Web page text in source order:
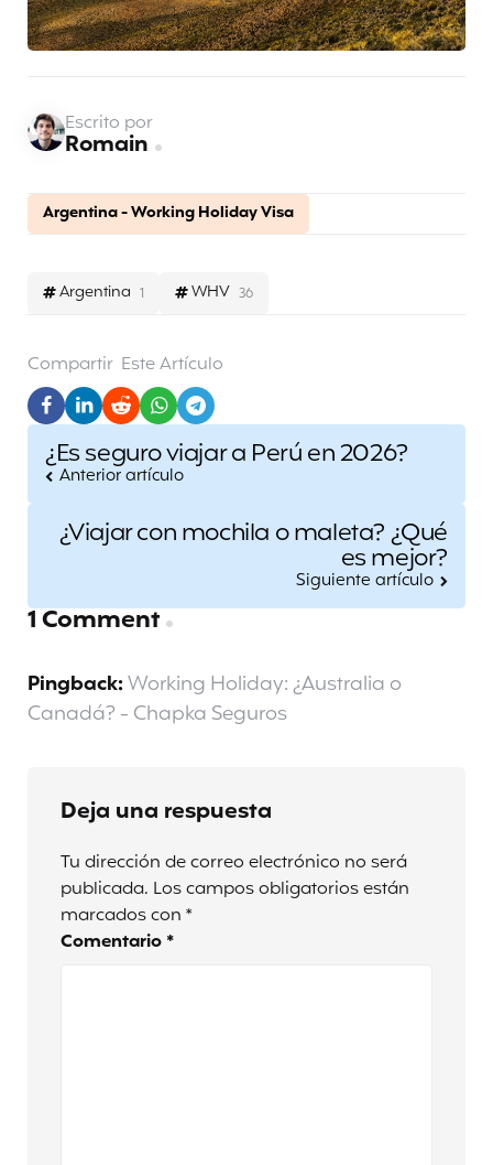
Argentina 1 WHV 36
Argentina - Working Holiday Visa
Escrito por
Romain
Compartir Este Artículo
Post
navigation
¿Es seguro viajar a Perú en 2026?
Anterior artículo
¿Viajar con mochila o maleta? ¿Qué
es mejor?
Siguiente artículo
1 Comment
Pingback:Working Holiday: ¿Australia o
Canadá? - Chapka Seguros
Deja una respuesta
Tu dirección de correo electrónico no será
publicada. Los campos obligatorios están
marcados con *
Comentario *